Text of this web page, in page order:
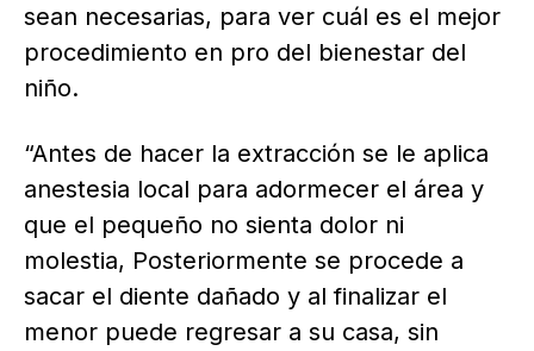
sean necesarias, para ver cuál es el mejor
procedimiento en pro del bienestar del
niño.
“Antes de hacer la extracción se le aplica
anestesia local para adormecer el área y
que el pequeño no sienta dolor ni
molestia, Posteriormente se procede a
sacar el diente dañado y al finalizar el
menor puede regresar a su casa, sin